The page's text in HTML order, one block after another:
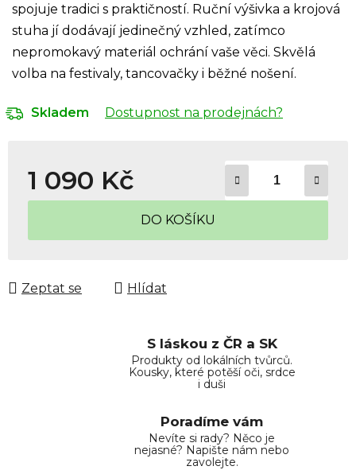
spojuje tradici s praktičností. Ruční výšivka a krojová
stuha jí dodávají jedinečný vzhled, zatímco
nepromokavý materiál ochrání vaše věci. Skvělá
volba na festivaly, tancovačky i běžné nošení.
Skladem Dostupnost na prodejnách?
1 090 Kč
Měrná cena:
DO KOŠÍKU
Zeptat se Hlídat
S láskou z ČR a SK
Produkty od lokálních tvůrců.
Kousky, které potěší oči, srdce
i duši
Poradíme vám
Nevíte si rady? Něco je
nejasné? Napište nám nebo
zavolejte.